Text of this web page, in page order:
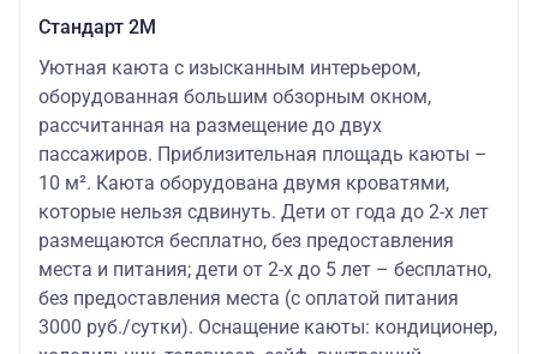
Стандарт 2M
Уютная каюта с изысканным интерьером,
оборудованная большим обзорным окном,
рассчитанная на размещение до двух
пассажиров. Приблизительная площадь каюты –
10 м². Каюта оборудована двумя кроватями,
которые нельзя сдвинуть. Дети от года до 2-х лет
размещаются бесплатно, без предоставления
места и питания; дети от 2-х до 5 лет – бесплатно,
без предоставления места (с оплатой питания
3000 руб./сутки). Оснащение каюты: кондиционер,